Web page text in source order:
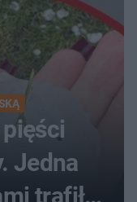
Jedna
trafiła